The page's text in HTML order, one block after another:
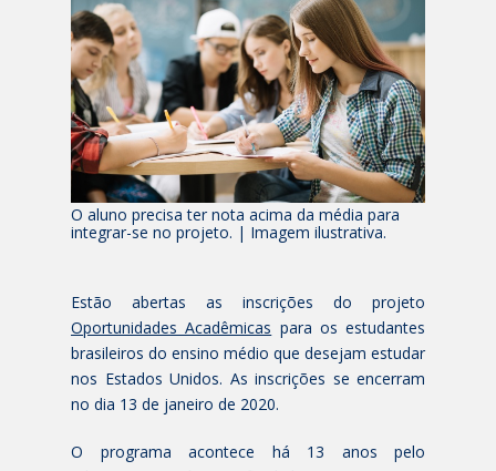
O aluno precisa ter nota acima da média para
integrar-se no projeto. | Imagem ilustrativa.
Estão abertas as inscrições do projeto
Oportunidades Acadêmicas para os estudantes
brasileiros do ensino médio que desejam estudar
nos Estados Unidos. As inscrições se encerram
no dia 13 de janeiro de 2020.
O programa acontece há 13 anos pelo